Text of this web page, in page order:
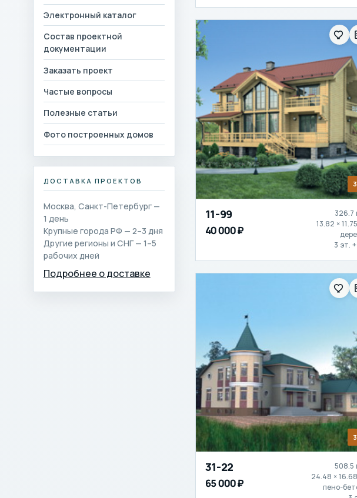
Электронный каталог
Состав проектной
документации
Заказать проект
Частые вопросы
Полезные статьи
Фото построенных домов
ДОСТАВКА ПРОЕКТОВ
Москва, Санкт-Петербург —
1 день
Крупные города РФ — 2–3 дня
Другие регионы и СНГ — 1–5
рабочих дней
Подробнее о доставке
11-99
40 000 ₽
326.7
13.82 ×
3 эт.
31-22
65 000 ₽
508.5
24.48 ×
пено-